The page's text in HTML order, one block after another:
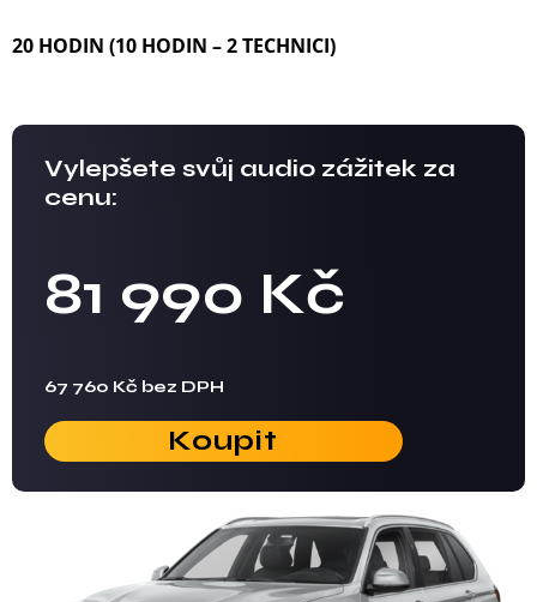
20 HODIN (10 HODIN – 2 TECHNICI)
Vylepšete svůj audio zážitek za
cenu:
81 990 Kč
67 760 Kč bez DPH
Koupit